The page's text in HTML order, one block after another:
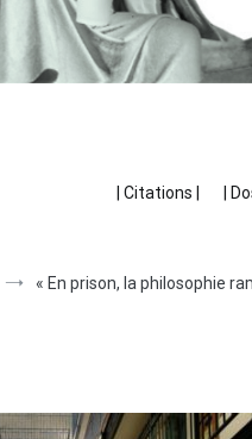
| Citations |
|
« En prison, la philosophie